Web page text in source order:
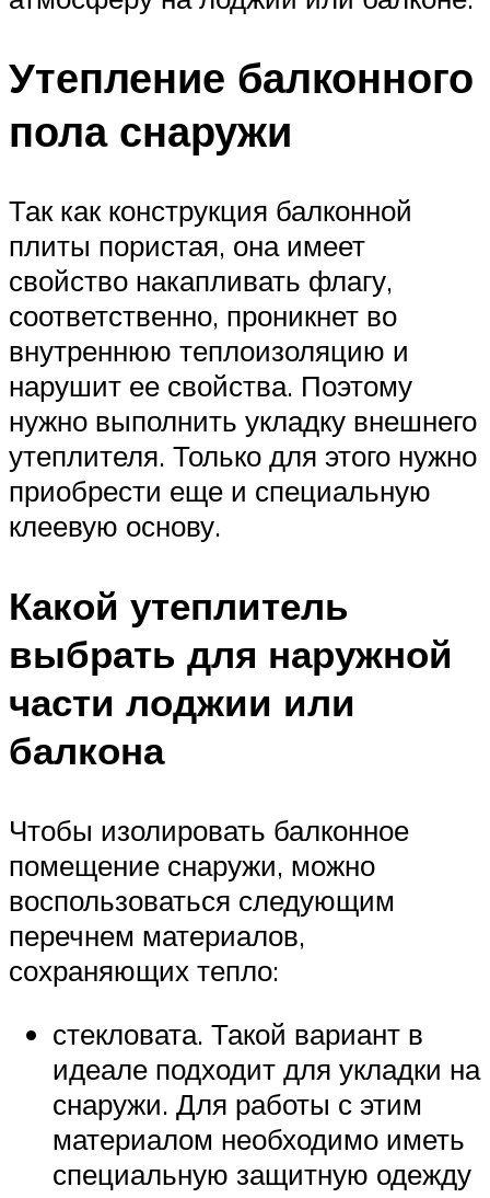
Утепление балконного
пола снаружи
Так как конструкция балконной
плиты пористая, она имеет
свойство накапливать флагу,
соответственно, проникнет во
внутреннюю теплоизоляцию и
нарушит ее свойства. Поэтому
нужно выполнить укладку внешнего
утеплителя. Только для этого нужно
приобрести еще и специальную
клеевую основу.
Какой утеплитель
выбрать для наружной
части лоджии или
балкона
Чтобы изолировать балконное
помещение снаружи, можно
воспользоваться следующим
перечнем материалов,
сохраняющих тепло:
стекловата. Такой вариант в
идеале подходит для укладки на
снаружи. Для работы с этим
материалом необходимо иметь
специальную защитную одежду